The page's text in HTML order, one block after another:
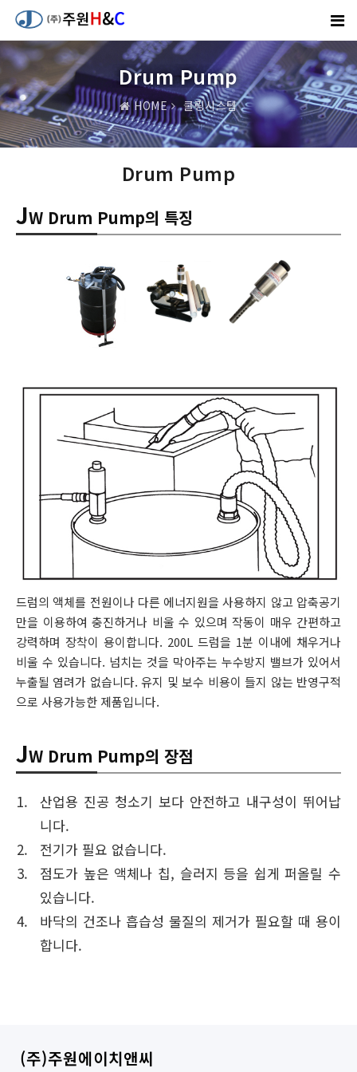
Drum Pump
HOME 쿨링시스템
Drum Pump
JW Drum Pump의 특징
드럼의 액체를 전원이나 다른 에너지원을 사용하지 않고 압축공기
만을 이용하여 충진하거나 비울 수 있으며 작동이 매우 간편하고
강력하며 장착이 용이합니다. 200L 드럼을 1분 이내에 채우거나
비울 수 있습니다. 넘치는 것을 막아주는 누수방지 밸브가 있어서
누출될 염려가 없습니다. 유지 및 보수 비용이 들지 않는 반영구적
으로 사용가능한 제품입니다.
JW Drum Pump의 장점
산업용 진공 청소기 보다 안전하고 내구성이 뛰어납
니다.
전기가 필요 없습니다.
점도가 높은 액체나 칩, 슬러지 등을 쉽게 퍼올릴 수
있습니다.
바닥의 건조나 흡습성 물질의 제거가 필요할 때 용이
합니다.
(주)주원에이치앤씨